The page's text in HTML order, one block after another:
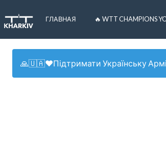
ГЛАВНАЯ 🔥 WTT CHAMPIONS
🙏🇺🇦❤️Підтримати Українську